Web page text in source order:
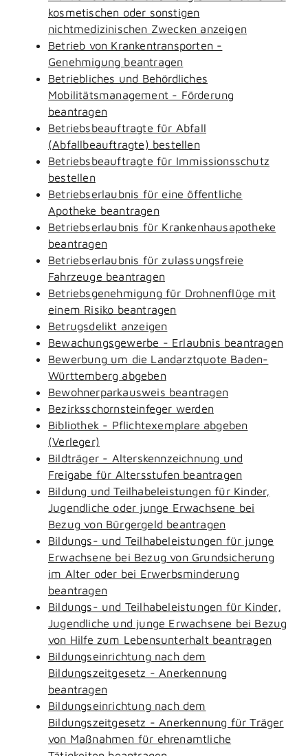
kosmetischen oder sonstigen
nichtmedizinischen Zwecken anzeigen
Betrieb von Krankentransporten -
Genehmigung beantragen
Betriebliches und Behördliches
Mobilitätsmanagement - Förderung
beantragen
Betriebsbeauftragte für Abfall
(Abfallbeauftragte) bestellen
Betriebsbeauftragte für Immissionsschutz
bestellen
Betriebserlaubnis für eine öffentliche
Apotheke beantragen
Betriebserlaubnis für Krankenhausapotheke
beantragen
Betriebserlaubnis für zulassungsfreie
Fahrzeuge beantragen
Betriebsgenehmigung für Drohnenflüge mit
einem Risiko beantragen
Betrugsdelikt anzeigen
Bewachungsgewerbe - Erlaubnis beantragen
Bewerbung um die Landarztquote Baden-
Württemberg abgeben
Bewohnerparkausweis beantragen
Bezirksschornsteinfeger werden
Bibliothek - Pflichtexemplare abgeben
(Verleger)
Bildträger - Alterskennzeichnung und
Freigabe für Altersstufen beantragen
Bildung und Teilhabeleistungen für Kinder,
Jugendliche oder junge Erwachsene bei
Bezug von Bürgergeld beantragen
Bildungs- und Teilhabeleistungen für junge
Erwachsene bei Bezug von Grundsicherung
im Alter oder bei Erwerbsminderung
beantragen
Bildungs- und Teilhabeleistungen für Kinder,
Jugendliche und junge Erwachsene bei Bezug
von Hilfe zum Lebensunterhalt beantragen
Bildungseinrichtung nach dem
Bildungszeitgesetz - Anerkennung
beantragen
Bildungseinrichtung nach dem
Bildungszeitgesetz - Anerkennung für Träger
von Maßnahmen für ehrenamtliche